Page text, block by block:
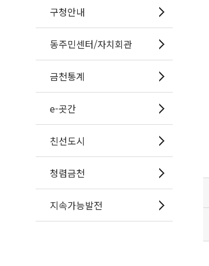
구청안내
동주민센터/자치회관
금천통계
e-곳간
친선도시
청렴금천
지속가능발전